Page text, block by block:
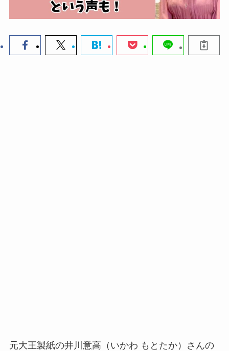
元大王製紙の井川意高（いかわ もとたか）さんの